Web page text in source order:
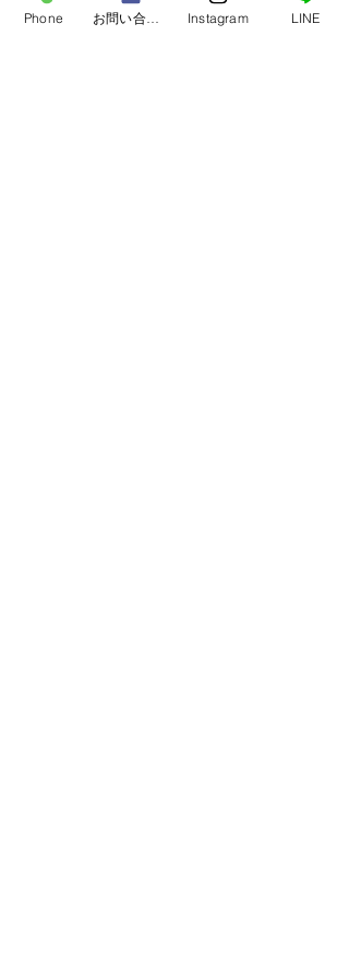
め、定期的な訪問診療を行っております。
Phone お問い合わせフォーム Instagram LINE